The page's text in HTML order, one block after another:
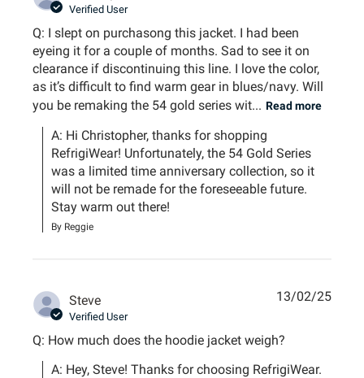
Verified User
Q: I slept on purchasong this jacket. I had been
eyeing it for a couple of months. Sad to see it on
clearance if discontinuing this line. I love the color,
as it’s difficult to find warm gear in blues/navy. Will
you be remaking the 54 gold series wit... Read more
A: Hi Christopher, thanks for shopping
RefrigiWear! Unfortunately, the 54 Gold Series
was a limited time anniversary collection, so it
will not be remade for the foreseeable future.
Stay warm out there!
By Reggie
Steve
Verified User
Q: How much does the hoodie jacket weigh?
A: Hey, Steve! Thanks for choosing RefrigiWear.
13/02/25